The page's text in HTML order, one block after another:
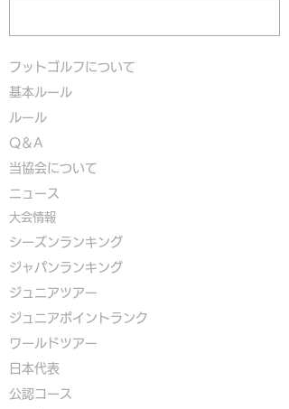
フットゴルフについて
基本ルール
ルール
Q＆A
​当協会について
​ニュース
大会情報
シーズンランキング
ジャパンランキング
ジュニアツアー
ジュニアポイントランク
​ワールドツアー
​​日本代表
公認コース